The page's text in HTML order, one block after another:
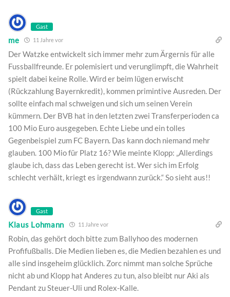
Gast
me 11 Jahre vor
Der Watzke entwickelt sich immer mehr zum Ärgernis für alle
Fussballfreunde. Er polemisiert und verunglimpft, die Wahrheit
spielt dabei keine Rolle. Wird er beim lügen erwischt
(Rückzahlung Bayernkredit), kommen primintive Ausreden. Der
sollte einfach mal schweigen und sich um seinen Verein
kümmern. Der BVB hat in den letzten zwei Transferperioden ca
100 Mio Euro ausgegeben. Echte Liebe und ein tolles
Gegenbeispiel zum FC Bayern. Das kann doch niemand mehr
glauben. 100 Mio für Platz 16? Wie meinte Klopp: „Allerdings
glaube ich, dass das Leben gerecht ist. Wer sich im Erfolg
schlecht verhält, kriegt es irgendwann zurück.“ So sieht aus!!
Gast
Klaus Lohmann 11 Jahre vor
Robin, das gehört doch bitte zum Ballyhoo des modernen
Profifußballs. Die Medien lieben es, die Medien bezahlen es und
alle sind insgeheim glücklich. Zorc nimmt man solche Sprüche
nicht ab und Klopp hat Anderes zu tun, also bleibt nur Aki als
Pendant zu Steuer-Uli und Rolex-Kalle.